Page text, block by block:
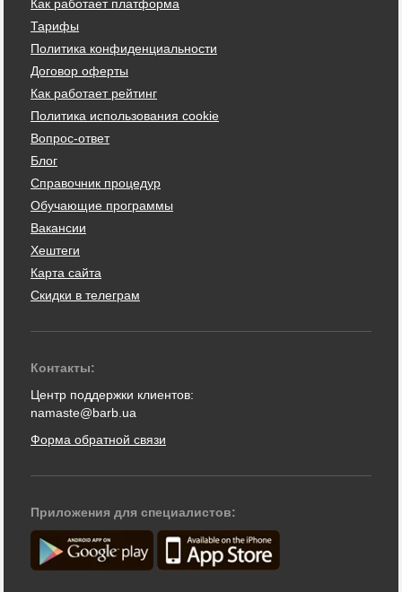
Как работает платформа
Тарифы
Политика конфиденциальности
Договор оферты
Как работает рейтинг
Политика использования cookie
Вопрос-ответ
Блог
Справочник процедур
Обучающие программы
Вакансии
Хештеги
Карта сайта
Скидки в телеграм
Контакты:
Центр поддержки клиентов:
namaste@barb.ua
Форма обратной связи
Приложения для специалистов: